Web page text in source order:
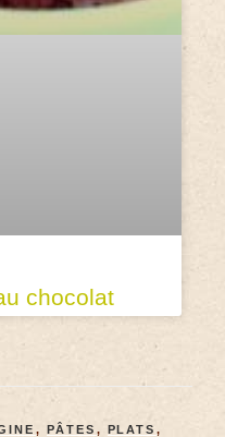
chocolat
, PÂTES , PLATS ,